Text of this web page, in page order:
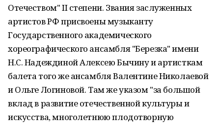
Отечеством" II степени. Звания заслуженных
артистов РФ присвоены музыканту
Государственного академического
хореографического ансамбля "Березка" имени
Н.С. Надеждиной Алексею Бычину и артисткам
балета того же ансамбля Валентине Николаевой
и Ольге Логиновой. Там же указом "за большой
вклад в развитие отечественной культуры и
искусства, многолетнюю плодотворную